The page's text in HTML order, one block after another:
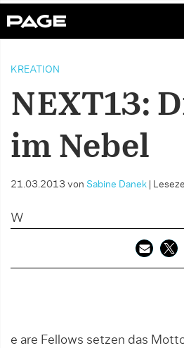
KREATION
NEXT13:
im Nebel
21.03.2013 von Sabine Danek
W
e are Fellows setzen das